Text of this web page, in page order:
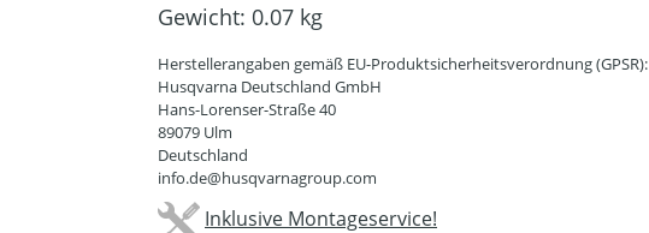
Gewicht: 0.07 kg
Herstellerangaben gemäß EU-Produktsicherheitsverordnung (GPSR):
Husqvarna Deutschland GmbH
Hans-Lorenser-Straße 40
89079 Ulm
Deutschland
info.de@husqvarnagroup.com
Inklusive Montageservice!